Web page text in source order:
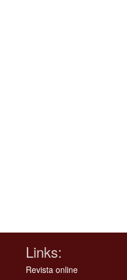
Links:
Revista online